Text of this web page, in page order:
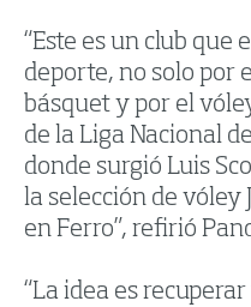
“Este es un club que
deporte, no solo por
básquet y por el
de la Liga Nacional
donde surgió Luis
la selección de vóley
en Ferro”, refirió
“La idea es